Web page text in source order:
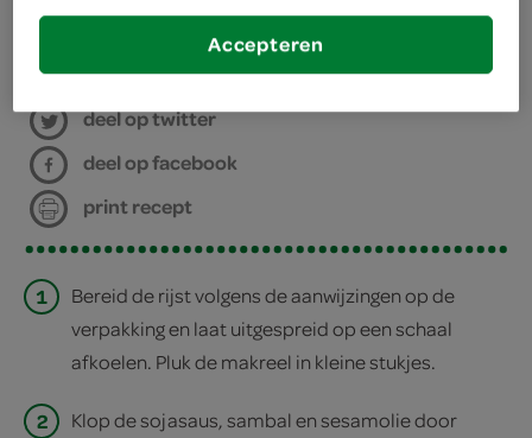
bereiden
deel op twitter
deel op facebook
print recept
1
Bereid de rijst volgens de aanwijzingen op de
verpakking en laat uitgespreid op een schaal
afkoelen. Pluk de makreel in kleine stukjes.
2
Klop de sojasaus, sambal en sesamolie door
Accepteren